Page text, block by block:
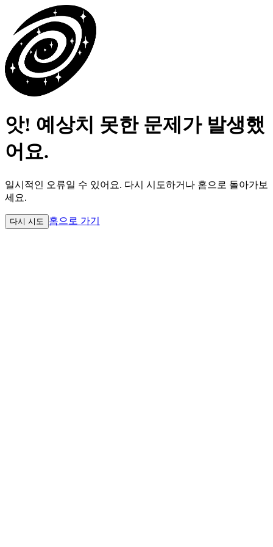
앗! 예상치 못한 문제가 발생했
어요.
일시적인 오류일 수 있어요. 다시 시도하거나 홈으로 돌아가보
세요.
다시 시도 홈으로 가기